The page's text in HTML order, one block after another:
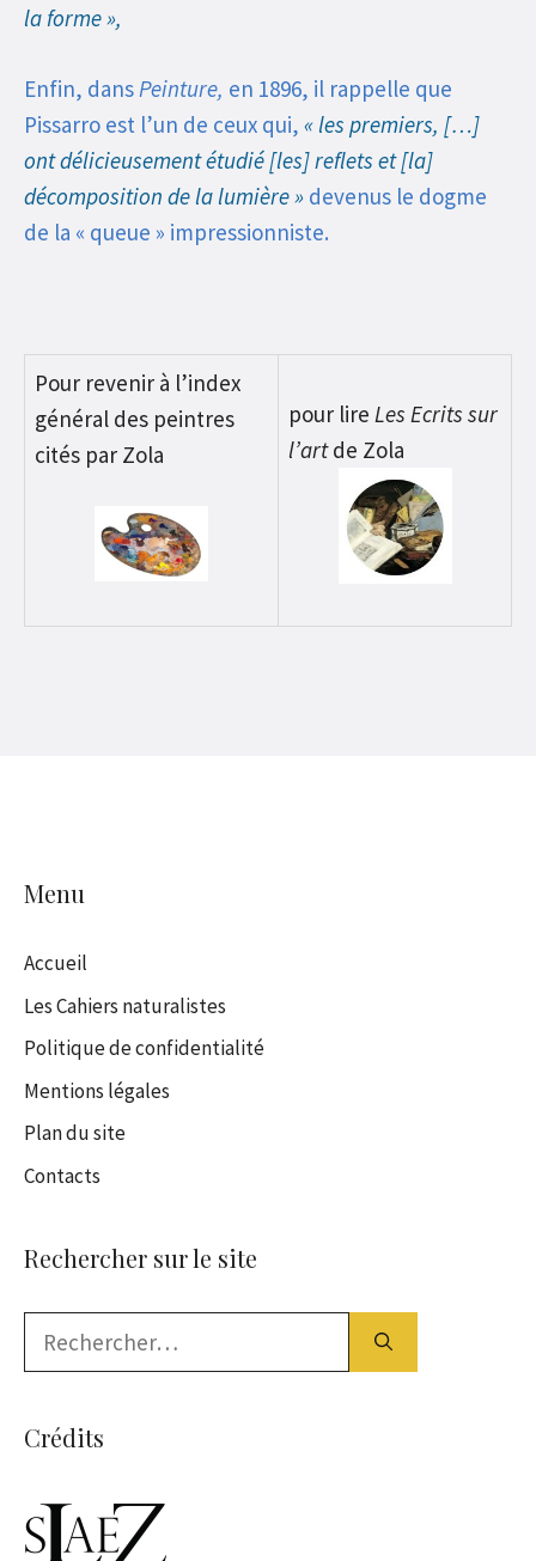
la forme »,
Enfin, dans Peinture, en 1896, il rappelle que
Pissarro est l’un de ceux qui, « les premiers, […]
ont délicieusement étudié [les] reflets et [la]
décomposition de la lumière » devenus le dogme
de la « queue » impressionniste.
Pour revenir à l’index
général des peintres
cités par Zola
pour lire Les Ecrits sur
l’artde Zola
Menu
Accueil
Les Cahiers naturalistes
Politique de confidentialité
Mentions légales
Plan du site
Contacts
Rechercher sur le site
Crédits